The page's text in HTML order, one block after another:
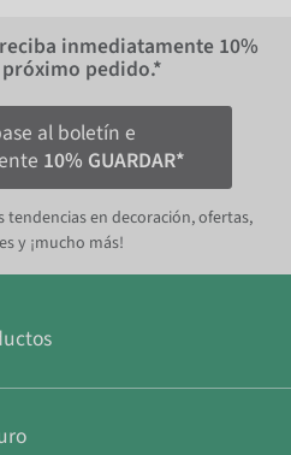
inmediatamente 10%
pedido.*
al boletín e
10% GUARDAR*
en decoración, ofertas,
y ¡mucho más!